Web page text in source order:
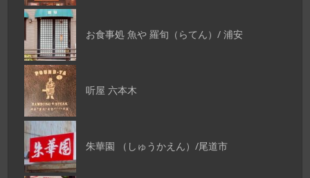
お食事処 魚や 羅旬（らてん）/ 浦安
听屋 六本木
朱華園 （しゅうかえん）/尾道市